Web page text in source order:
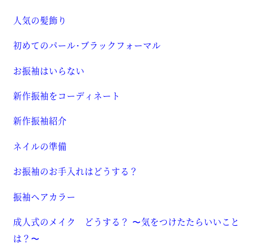
人気の髪飾り
初めてのパール･ブラックフォーマル
お振袖はいらない
新作振袖をコーディネート
新作振袖紹介
ネイルの準備
お振袖のお手入れはどうする？
振袖ヘアカラー
成人式のメイク どうする？ 〜気をつけたたらいいこと
は？〜